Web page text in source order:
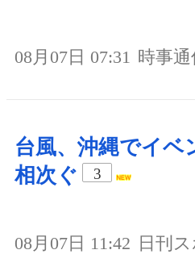
08月07日 07:31 時事通
台風、沖縄でイベ
相次ぐ
3
08月07日 11:42 日刊